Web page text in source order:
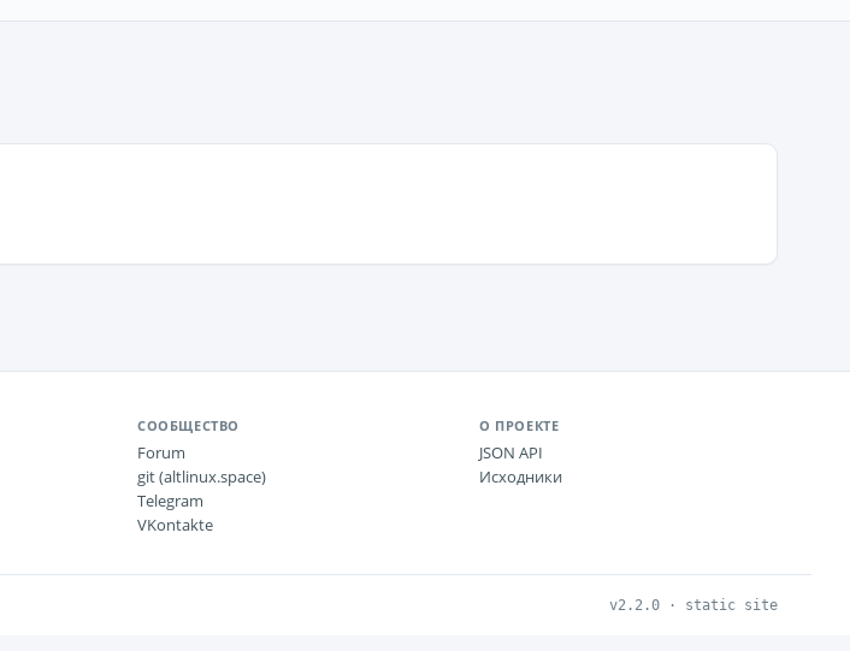
СООБЩЕСТВО
Forum
git (altlinux.space)
Telegram
VKontakte
О ПРОЕКТЕ
JSON API
Исходники
v2.2.0 · static site